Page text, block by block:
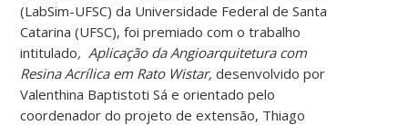
(LabSim-UFSC) da Universidade Federal de Santa
Catarina (UFSC), foi premiado com o trabalho
intitulado, Aplicação da Angioarquitetura com
Resina Acrílica em Rato Wistar,desenvolvido por
Valenthina Baptistoti Sá e orientado pelo
coordenador do projeto de extensão, Thiago